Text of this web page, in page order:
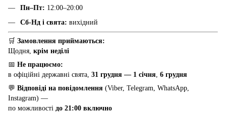
Пн–Пт: 12:00–20:00
Сб-Нд і свята: вихідний
🛒 Замовлення приймаються:
Щодня, крім неділі
📅 Не працюємо:
в офіційні державні свята, 31 грудня — 1 січня, 6 грудня
💬 Відповіді на повідомлення (Viber, Telegram, WhatsApp,
Instagram) —
по можливості до 21:00 включно